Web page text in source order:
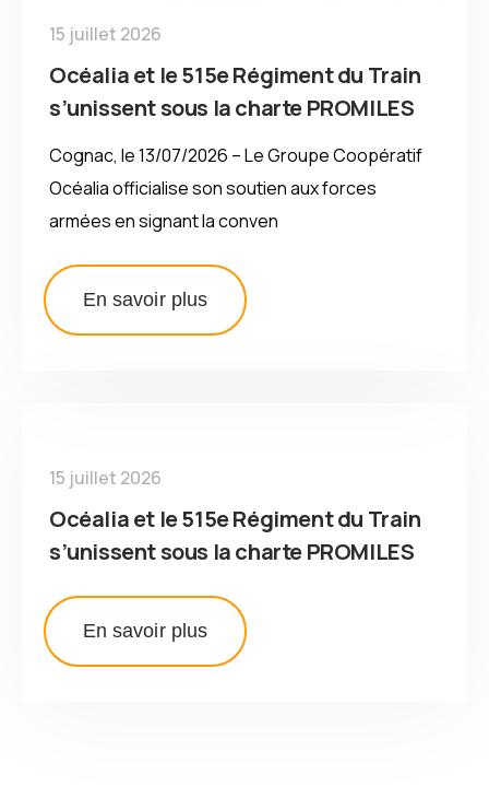
15 juillet 2026
Océalia et le 515e Régiment du Train
s’unissent sous la charte PROMILES
Cognac, le 13/07/2026 – Le Groupe Coopératif
Océalia officialise son soutien aux forces
armées en signant la conven
En savoir plus
15 juillet 2026
Océalia et le 515e Régiment du Train
s’unissent sous la charte PROMILES
En savoir plus